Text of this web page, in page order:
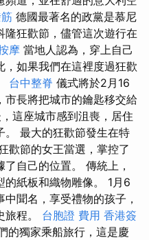
德國最著名的政黨是慕尼
狂歡節，儘管這次遊行在
摩 當地人認為，穿上自己
，如果我們在這裡度過狂歡
台中整脊 儀式將於2月16
市長將把城市的鑰匙移交給
這座城市感到沮喪，居住
。 最大的狂歡節發生在特
歡節的女王當選，掌控了
自己的位置。 傳統上，
的紙板和織物雕像。 1月6
聞名，享受禮物的孩子，
旅程。 台胞證 費用 香港簽
的獨家乘船旅行，這是慶